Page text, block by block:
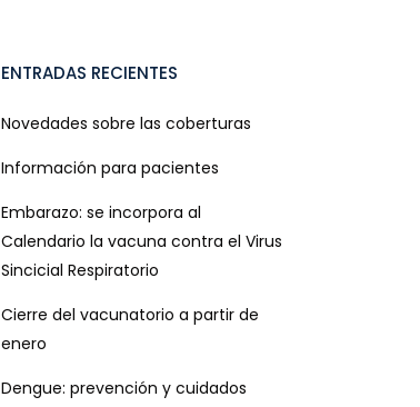
ENTRADAS RECIENTES
Novedades sobre las coberturas
Información para pacientes
Embarazo: se incorpora al
Calendario la vacuna contra el Virus
Sincicial Respiratorio
Cierre del vacunatorio a partir de
enero
Dengue: prevención y cuidados